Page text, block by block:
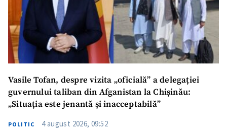
Vasile Tofan, despre vizita „oficială” a delegației
guvernului taliban din Afganistan la Chișinău:
„Situația este jenantă și inacceptabilă”
POLITIC 4 august 2026, 09:52